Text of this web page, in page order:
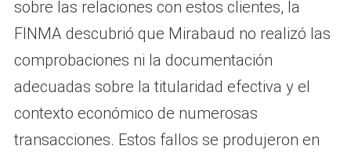
sobre las relaciones con estos clientes, la
FINMA descubrió que Mirabaud no realizó las
comprobaciones ni la documentación
adecuadas sobre la titularidad efectiva y el
contexto económico de numerosas
transacciones. Estos fallos se produjeron en